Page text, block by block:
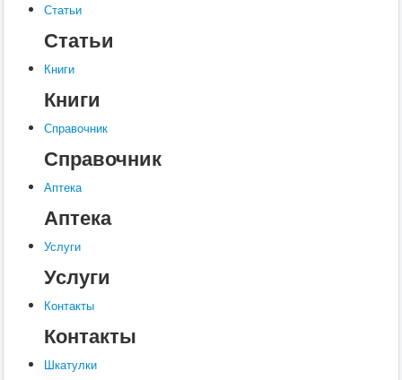
Книги
Услуги
Контакты
Шкатулки
Статьи
Статьи
Книги
Книги
Справочник
Справочник
Аптека
Аптека
Услуги
Услуги
Контакты
Контакты
Шкатулки